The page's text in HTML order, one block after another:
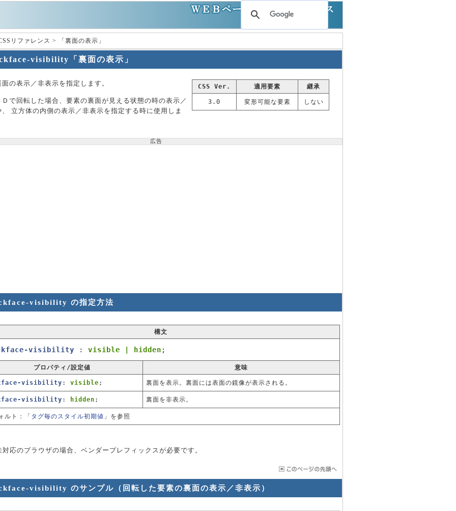
リファレンス > 「裏面の表示」
visibility「裏面の表示」
の表示／非表示を指定します。
Ｄで回転した場合、要素の裏面が見える状態の時の表示／
、 立方体の内側の表示／非表示を指定する時に使用しま
CSS Ver. 適用要素 継承
3.0 変形可能な要素 しない
広告
visibility の指定方法
構文
visibility : visible | hidden ;
プロパティ/設定値 意味
visibility : visible ; 裏面を表示。裏面には表面の鏡像が表示される。
visibility : hidden ; 裏面を非表示。
ルト：「 タグ毎のスタイル初期値 」を参照
応のブラウザの場合、ベンダープレフィックスが必要です。
visibility のサンプル（回転した要素の裏面の表示／非表示）